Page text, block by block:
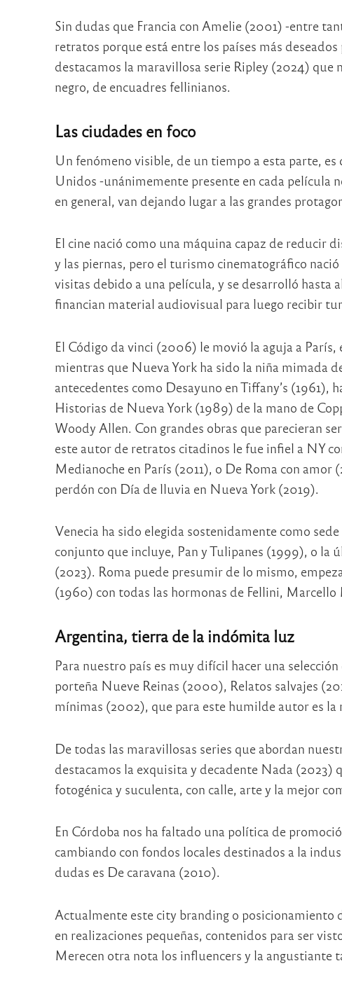
Sin dudas que Francia con Amelie (2001) -entre
retratos porque está entre los países más
destacamos la maravillosa serie Ripley (2024)
negro, de encuadres fellinianos.
Las ciudades en foco
Un fenómeno visible, de un tiempo a esta parte,
Unidos -unánimemente presente en cada película
en general, van dejando lugar a las grandes
El cine nació como una máquina capaz de reducir
y las piernas, pero el turismo cinematográfico
visitas debido a una película, y se desarrolló hasta
financian material audiovisual para luego recibir
El Código da vinci (2006) le movió la aguja a
mientras que Nueva York ha sido la niña mimada
antecedentes como Desayuno en Tiffany’s (1961),
Historias de Nueva York (1989) de la mano de
Woody Allen. Con grandes obras que parecieran
este autor de retratos citadinos le fue infiel a NY
Medianoche en París (2011), o De Roma con amor
perdón con Día de lluvia en Nueva York (2019).
Venecia ha sido elegida sostenidamente como
conjunto que incluye, Pan y Tulipanes (1999), o
(2023). Roma puede presumir de lo mismo,
(1960) con todas las hormonas de Fellini,
Argentina, tierra de la indómita luz
Para nuestro país es muy difícil hacer una
porteña Nueve Reinas (2000), Relatos salvajes
mínimas (2002), que para este humilde autor es la
De todas las maravillosas series que abordan
destacamos la exquisita y decadente Nada (2023)
fotogénica y suculenta, con calle, arte y la mejor
En Córdoba nos ha faltado una política de
cambiando con fondos locales destinados a la
dudas es De caravana (2010).
Actualmente este city branding o posicionamiento
en realizaciones pequeñas, contenidos para ser
Merecen otra nota los influencers y la angustiante